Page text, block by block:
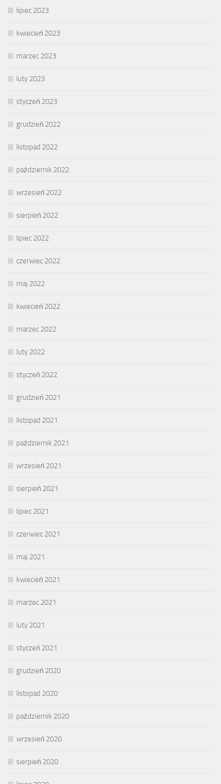
lipiec 2023
kwiecień 2023
marzec 2023
luty 2023
styczeń 2023
grudzień 2022
listopad 2022
październik 2022
wrzesień 2022
sierpień 2022
lipiec 2022
czerwiec 2022
maj 2022
kwiecień 2022
marzec 2022
luty 2022
styczeń 2022
grudzień 2021
listopad 2021
październik 2021
wrzesień 2021
sierpień 2021
lipiec 2021
czerwiec 2021
maj 2021
kwiecień 2021
marzec 2021
luty 2021
styczeń 2021
grudzień 2020
listopad 2020
październik 2020
wrzesień 2020
sierpień 2020